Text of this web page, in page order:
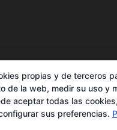
propias y de terceros
de la web, medir su uso y
aceptar todas las
sus preferencias.